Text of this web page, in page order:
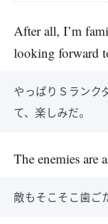
After all, I’m
looking forward
やっぱりＳランク
て、楽しみだ。
The enemies are
敵もそこそこ歯ご